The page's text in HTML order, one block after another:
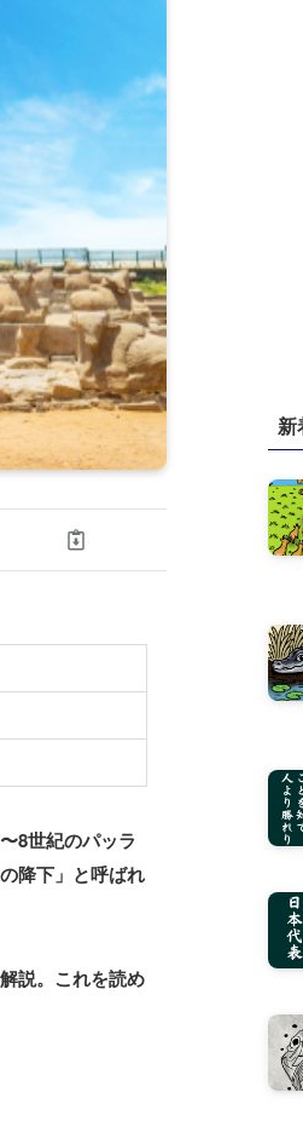
8世紀のパッラ
降下」と呼ばれ
説。これを読め
新